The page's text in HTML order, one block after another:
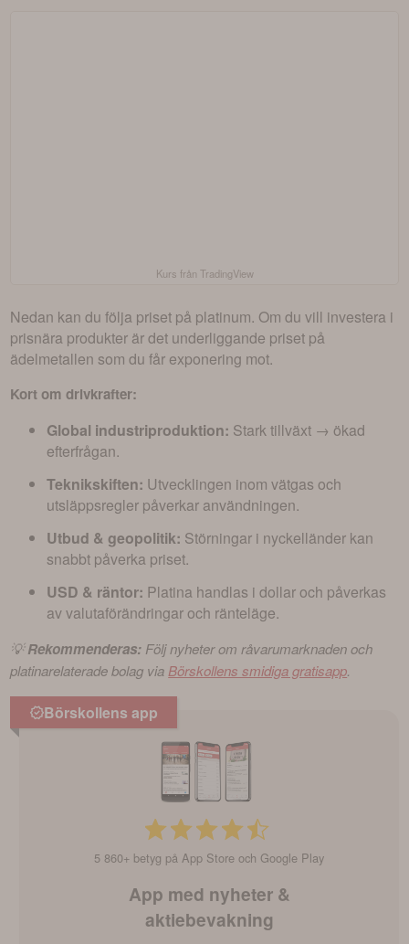
Kurs från TradingView
Nedan kan du följa priset på platinum. Om du vill investera i
prisnära produkter är det underliggande priset på
ädelmetallen som du får exponering mot.
Kort om drivkrafter:
Global industriproduktion: Stark tillväxt → ökad
efterfrågan.
Teknikskiften: Utvecklingen inom vätgas och
utsläppsregler påverkar användningen.
Utbud & geopolitik: Störningar i nyckelländer kan
snabbt påverka priset.
USD & räntor: Platina handlas i dollar och påverkas
av valutaförändringar och ränteläge.
💡 Rekommenderas: Följ nyheter om råvarumarknaden och
platinarelaterade bolag via Börskollens smidiga gratisapp.
Börskollens app
5 860+ betyg på App Store och Google Play
App med nyheter &
aktiebevakning